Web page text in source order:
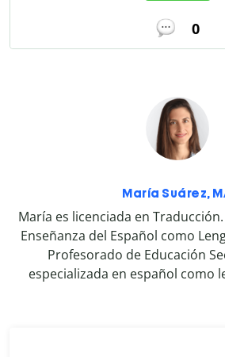
0
María Suárez,
María es licenciada en
Enseñanza del Español como
Profesorado de Educación
especializada en español como